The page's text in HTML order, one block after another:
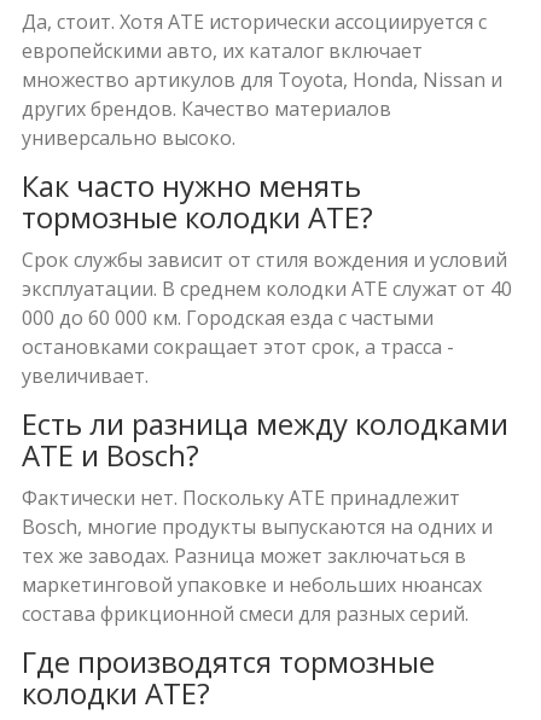
Да, стоит. Хотя ATE исторически ассоциируется с
европейскими авто, их каталог включает
множество артикулов для Toyota, Honda, Nissan и
других брендов. Качество материалов
универсально высоко.
Как часто нужно менять
тормозные колодки ATE?
Срок службы зависит от стиля вождения и условий
эксплуатации. В среднем колодки ATE служат от 40
000 до 60 000 км. Городская езда с частыми
остановками сокращает этот срок, а трасса -
увеличивает.
Есть ли разница между колодками
ATE и Bosch?
Фактически нет. Поскольку ATE принадлежит
Bosch, многие продукты выпускаются на одних и
тех же заводах. Разница может заключаться в
маркетинговой упаковке и небольших нюансах
состава фрикционной смеси для разных серий.
Где производятся тормозные
колодки ATE?